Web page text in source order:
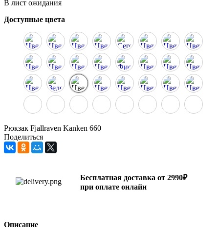
В лист ожидания
Доступные цвета
Рюкзак Fjallraven Kanken 660
Поделиться
Бесплатная доставка от 2990₽
при оплате онлайн
Описание